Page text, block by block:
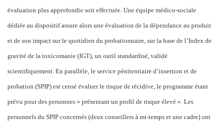
évaluation plus approfondie soit effectuée. Une équipe médico-sociale
dédiée au dispositif assure alors une évaluation de la dépendance au produit
et de son impact sur le quotidien du probationnaire, sur la base de l’Index de
gravité de la toxicomanie (IGT), un outil standardisé, validé
scientifiquement. En parallèle, le service pénitentiaire d’insertion et de
probation (SPIP) est censé évaluer le risque de récidive, le programme étant
prévu pour des personnes « présentant un profil de risque élevé ». Les
personnels du SPIP concernés (deux conseillers à mi-temps et une cadre) ont